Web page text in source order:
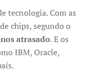
tecnologia. Com as
chips, segundo o
atrasado. E os
IBM, Oracle,